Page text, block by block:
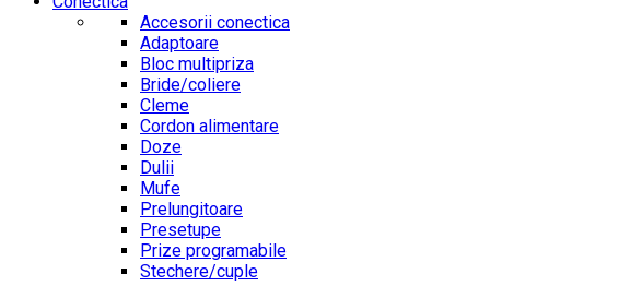
Accesorii conectica
Adaptoare
Bloc multipriza
Bride/coliere
Cleme
Cordon alimentare
Doze
Dulii
Mufe
Prelungitoare
Presetupe
Prize programabile
Stechere/cuple